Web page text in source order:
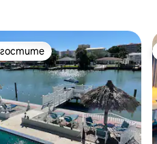
гостите
гостите